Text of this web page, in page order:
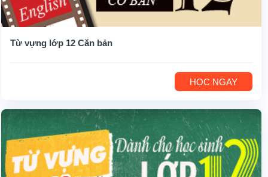
Từ vựng lớp 12 Căn bản
HỌC NGAY